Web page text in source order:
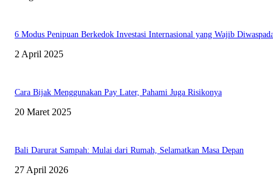
6 Modus Penipuan Berkedok Investasi Internasional yang Wajib
2 April 2025
Cara Bijak Menggunakan Pay Later, Pahami Juga Risikonya
20 Maret 2025
Bali Darurat Sampah: Mulai dari Rumah, Selamatkan Masa Depan
27 April 2026